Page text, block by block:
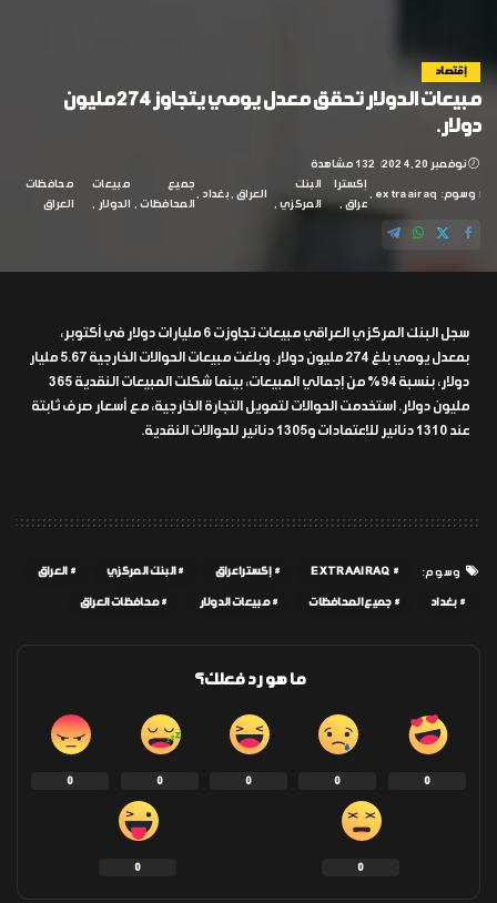
إقتصاد
مبيعات الدولار تحقق معدل يومي يتجاوز 274 مليون
دولار.
نوفمبر 20, 2024 132 مشاهدة
وسوم: extraairaq
إكسترا
عراق
البنك
المركزي
العراق بغداد
جميع
المحافظات
مبيعات
الدولار
محافظات
العراق
سجل البنك المركزي العراقي مبيعات تجاوزت 6 مليارات دولار في أكتوبر،
بمعدل يومي بلغ 274 مليون دولار. وبلغت مبيعات الحوالات الخارجية 5.67 مليار
دولار، بنسبة 94% من إجمالي المبيعات، بينما شكلت المبيعات النقدية 365
مليون دولار. استخدمت الحوالات لتمويل التجارة الخارجية، مع أسعار صرف ثابتة
عند 1310 دنانير للاعتمادات و1305 دنانير للحوالات النقدية.
وسوم: EXTRAAIRAQ إكسترا عراق البنك المركزي العراق
بغداد جميع المحافظات مبيعات الدولار محافظات العراق
ما هو رد فعلك؟
0
0
0
0
0
0
0